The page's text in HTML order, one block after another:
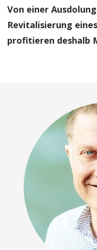
Von einer
Revitalisierung
profitieren deshalb